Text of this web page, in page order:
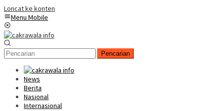
Loncat ke konten
Menu Mobile
Pencarian
News
Berita
Nasional
Internasional